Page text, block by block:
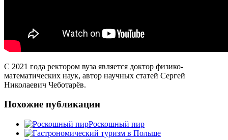
С 2021 года ректором вуза является доктор физико-
математических наук, автор научных статей Сергей
Николаевич Чеботарёв.
Похожие публикации
Роскошный пир